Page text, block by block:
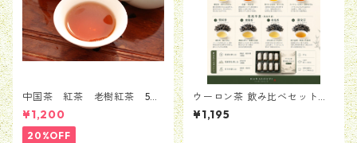
中国茶 紅茶 老樹紅茶 50
g
¥1,200
20%OFF
ウーロン茶 飲み比べセット（8
種類・各3g）
¥1,195